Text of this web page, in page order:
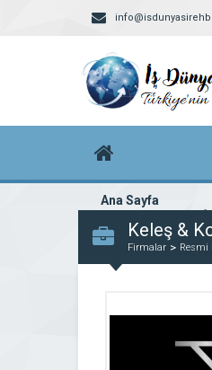
Ana Sayfa
Firma rehberi ana
Keleş &
Firmalar